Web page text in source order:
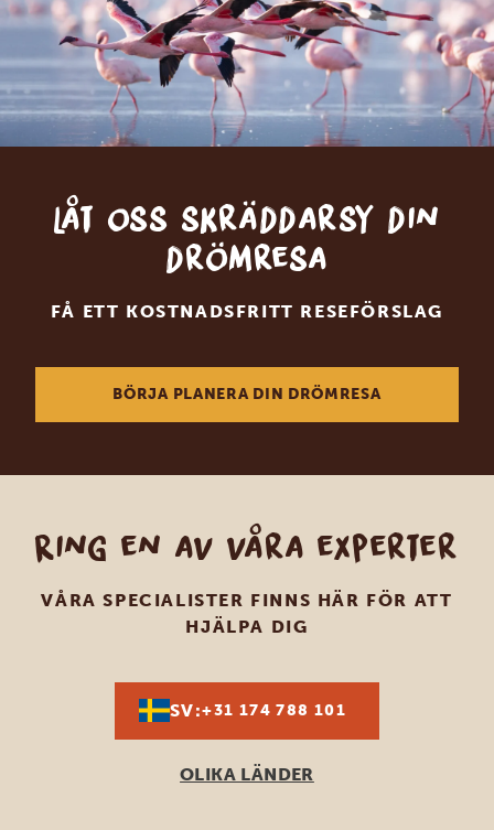
Låt oss skräddarsy din
drömresa
FÅ ETT KOSTNADSFRITT RESEFÖRSLAG
BÖRJA PLANERA DIN DRÖMRESA
Ring en av våra experter
VÅRA SPECIALISTER FINNS HÄR FÖR ATT
HJÄLPA DIG
SV:+31 174 788 101
OLIKA LÄNDER